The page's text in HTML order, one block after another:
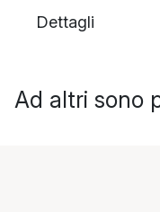
Dettagli
Ad altri sono